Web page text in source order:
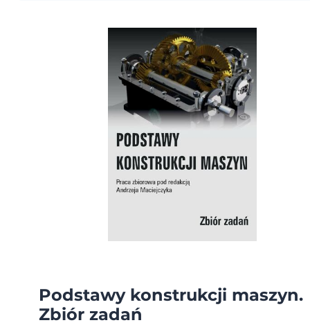
Podstawy konstrukcji maszyn.
Zbiór zadań